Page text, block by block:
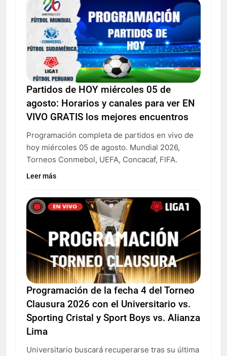
Partidos de HOY miércoles 05 de
agosto: Horarios y canales para ver EN
VIVO GRATIS los mejores encuentros
Programación completa de partidos en vivo de
hoy miércoles 05 de agosto. Mundial 2026,
Torneos Conmebol, UEFA, Concacaf, FIFA.
Leer más
Programación de la fecha 4 del Torneo
Clausura 2026 con el Universitario vs.
Sporting Cristal y Sport Boys vs. Alianza
Lima
Universitario buscará recuperarse tras su última